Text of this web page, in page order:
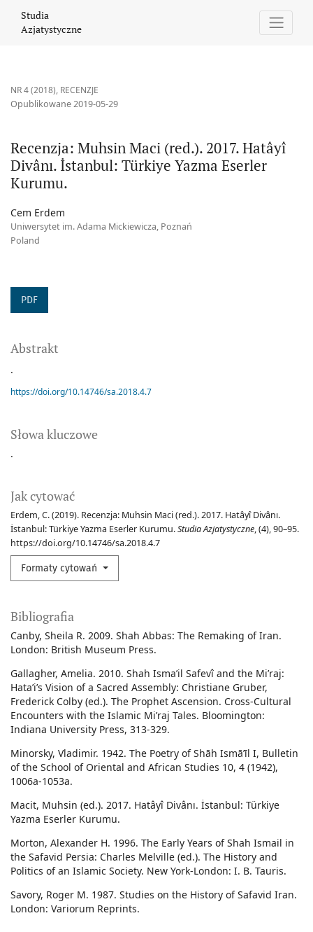
Studia
Azjatystyczne
NR 4 (2018), RECENZJE
Recenzja: Muhsin Maci (red.). 2017. Hatâyî
Divânı. İstanbul: Türkiye Yazma Eserler
Kurumu.
Opublikowane 2019-05-29
Cem Erdem
Uniwersytet im. Adama Mickiewicza, Poznań
Poland
PDF
Słowa kluczowe
.
Jak cytować
Erdem, C. (2019). Recenzja: Muhsin Maci (red.). 2017. Hatâyî Divânı.
İstanbul: Türkiye Yazma Eserler Kurumu.Studia Azjatystyczne, (4), 90–95.
https://doi.org/10.14746/sa.2018.4.7
Formaty cytowań
Abstrakt
.
https://doi.org/10.14746/sa.2018.4.7
Bibliografia
Canby, Sheila R. 2009. Shah Abbas: The Remaking of Iran.
London: British Museum Press.
Gallagher, Amelia. 2010. Shah Isma’il Safevî and the Mi’raj:
Hata’i’s Vision of a Sacred Assembly: Christiane Gruber,
Frederick Colby (ed.). The Prophet Ascension. Cross-Cultural
Encounters with the Islamic Mi’raj Tales. Bloomington:
Indiana University Press, 313-329.
Minorsky, Vladimir. 1942. The Poetry of Shāh Ismā’īl I, Bulletin
of the School of Oriental and African Studies 10, 4 (1942),
1006a-1053a.
Macit, Muhsin (ed.). 2017. Hatâyî Divânı. İstanbul: Türkiye
Yazma Eserler Kurumu.
Morton, Alexander H. 1996. The Early Years of Shah Ismail in
the Safavid Persia: Charles Melville (ed.). The History and
Politics of an Islamic Society. New York-London: I. B. Tauris.
Savory, Roger M. 1987. Studies on the History of Safavid Iran.
London: Variorum Reprints.